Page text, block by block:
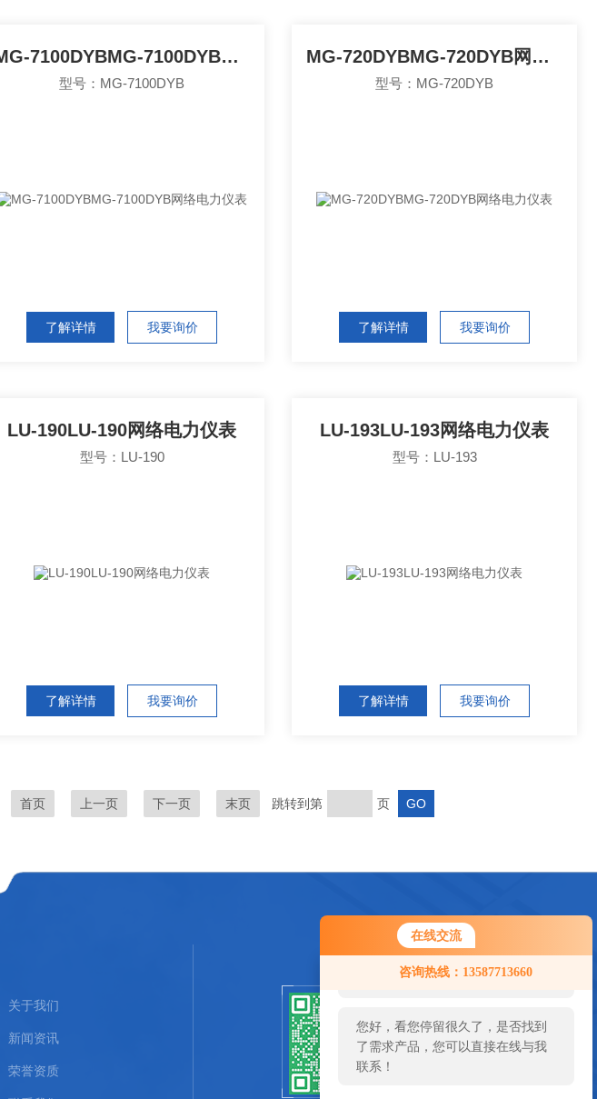
在线交流
咨询热线：13587713660
您好！欢迎前来咨询，很高兴为您
服务，请问您要咨询什么问题呢？
您好，看您停留很久了，是否找到
了需求产品，您可以直接在线与我
联系！
MG-7100DYBMG-7100DYB网络电力仪表
型号：MG-7100DYB
了解详情 我要询价
MG-720DYBMG-720DYB网络电力仪表
型号：MG-720DYB
了解详情 我要询价
LU-190LU-190网络电力仪表
型号：LU-190
了解详情 我要询价
LU-193LU-193网络电力仪表
型号：LU-193
了解详情 我要询价
首页 上一页 下一页 末页 跳转到第 页
关于我们
新闻资讯
荣誉资质
扫一扫关注我们